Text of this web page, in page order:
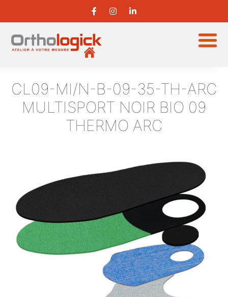
CL09-MI/N-B-09-35-TH-ARC
MULTISPORT NOIR BIO 09
THERMO ARC